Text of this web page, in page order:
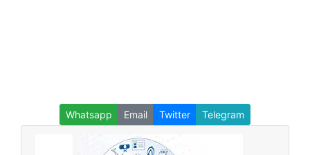
Whatsapp Email Twitter Telegram